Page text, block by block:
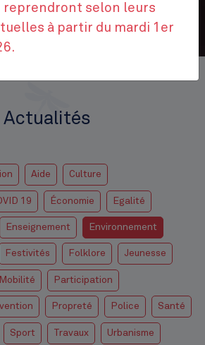
Actualités
Aide Culture
19 Économie Egalité
Enseignement Environnement
Festivités Folklore Jeunesse
Mobilité Participation
Propreté Police Santé
Sport Travaux Urbanisme
reprendront selon leurs
à partir du mardi 1er